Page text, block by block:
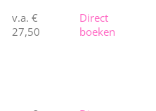
v.a. €
27,50
Direct
boeken